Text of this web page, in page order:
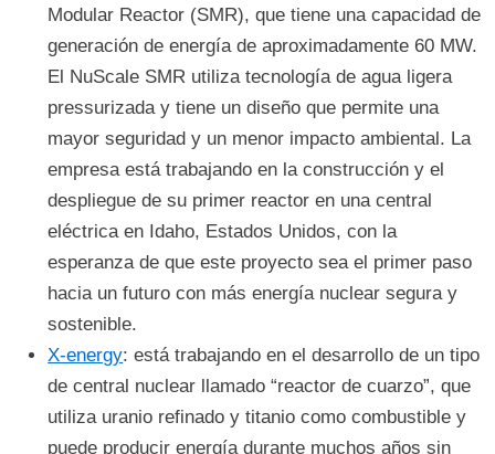
Modular Reactor (SMR), que tiene una capacidad de
generación de energía de aproximadamente 60 MW.
El NuScale SMR utiliza tecnología de agua ligera
pressurizada y tiene un diseño que permite una
mayor seguridad y un menor impacto ambiental. La
empresa está trabajando en la construcción y el
despliegue de su primer reactor en una central
eléctrica en Idaho, Estados Unidos, con la
esperanza de que este proyecto sea el primer paso
hacia un futuro con más energía nuclear segura y
sostenible.
X-energy: está trabajando en el desarrollo de un tipo
de central nuclear llamado “reactor de cuarzo”, que
utiliza uranio refinado y titanio como combustible y
puede producir energía durante muchos años sin